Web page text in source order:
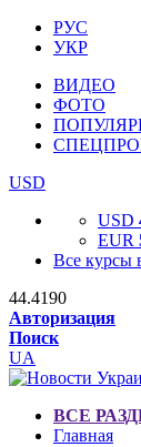
РУС
УКР
ВИДЕО
ФОТО
USD
USD
EUR
Все курсы
44.4190
Авторизация
Поиск
UA
ВСЕ
Главная